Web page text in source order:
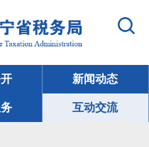
新闻动态
互动交流